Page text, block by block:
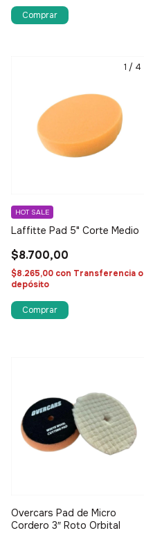
1 / 4
Laffitte Pad 5" Corte Medio
$8.700,00
HOT SALE
$8.265,00 con Transferencia o
depósito
Overcars Pad de Micro
Cordero 3″ Roto Orbital